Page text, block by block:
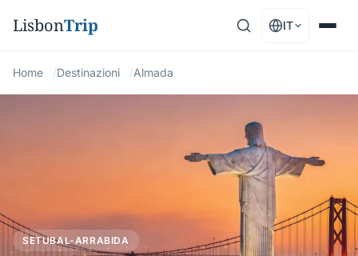
LisbonTrip IT
Home Destinazioni Almada
SETUBAL-ARRABIDA